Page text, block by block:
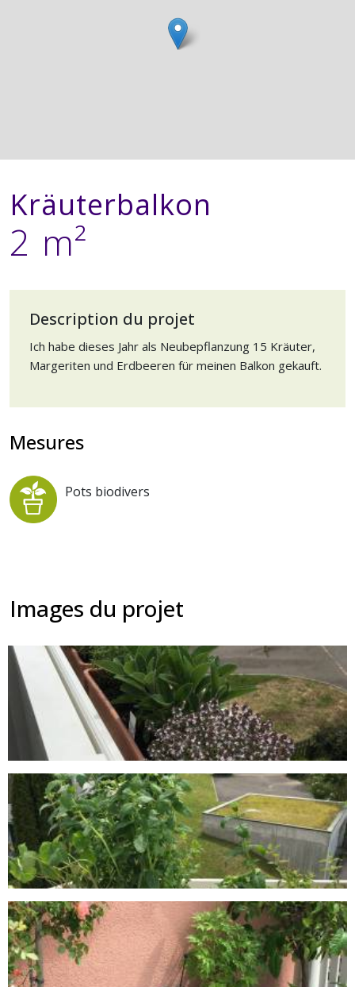
Kräuterbalkon
2 m²
Description du projet
Ich habe dieses Jahr als Neubepflanzung 15 Kräuter,
Margeriten und Erdbeeren für meinen Balkon gekauft.
Mesures
Pots biodivers
Images du projet